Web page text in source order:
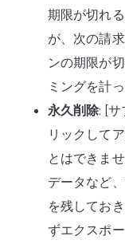
期限が切れ
が、次の請
ンの期限が
ミングを計
永久削除: [
リックして
とはできま
データなど
を残してお
ずエクスポ